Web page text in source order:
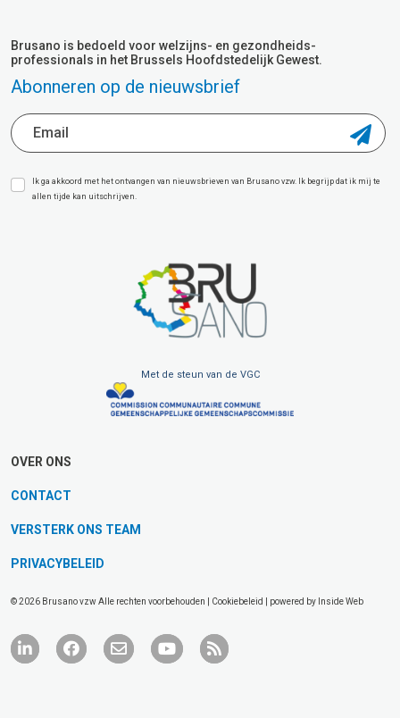
Brusano is bedoeld voor welzijns- en gezondheids-
professionals in het Brussels Hoofdstedelijk Gewest.
Abonneren op de nieuwsbrief
Ik ga akkoord met het ontvangen van nieuwsbrieven van Brusano vzw. Ik begrijp dat ik mij te
allen tijde kan uitschrijven.
Met de steun van de VGC
OVER ONS
CONTACT
VERSTERK ONS TEAM
PRIVACYBELEID
© 2026 Brusano vzw Alle rechten voorbehouden | Cookiebeleid | powered by Inside Web